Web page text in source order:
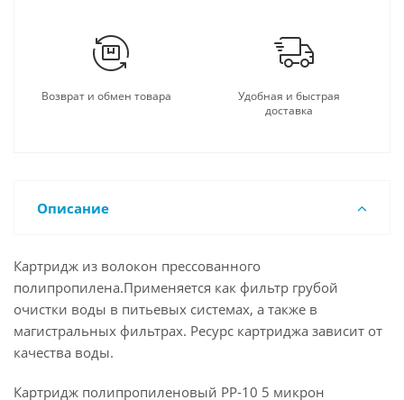
Возврат и обмен товара
Удобная и быстрая
доставка
Описание
Картридж из волокон прессованного
полипропилена.Применяется как фильтр грубой
очистки воды в питьевых системах, а также в
магистральных фильтрах. Ресурс картриджа зависит от
качества воды.
Картридж полипропиленовый PP-10 5 микрон